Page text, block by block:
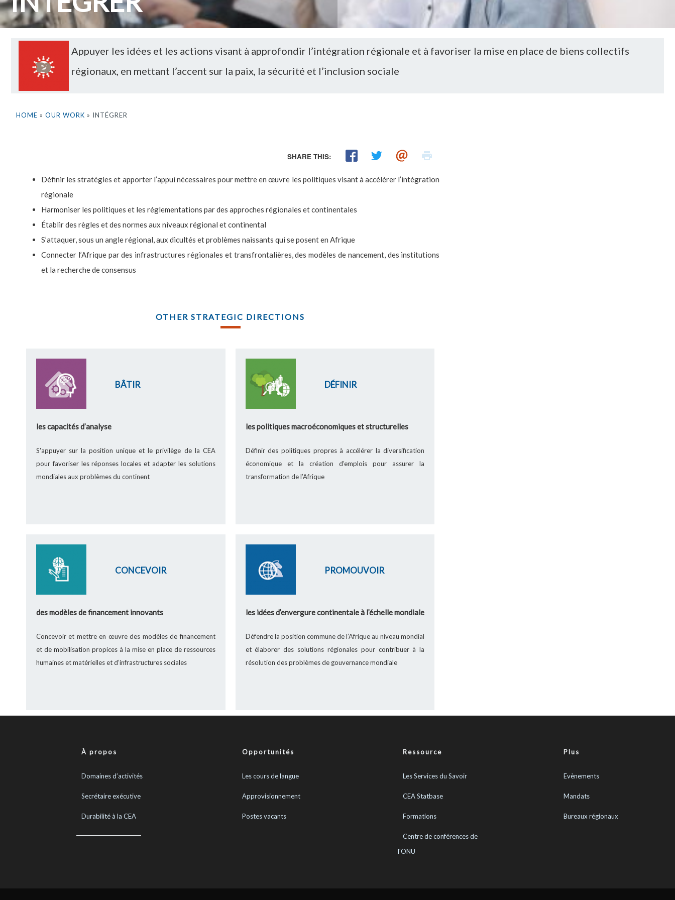
Appuyer les idées et les actions visant à approfondir l’intégration régionale et à favoriser la mise en place de biens collectifs
régionaux, en mettant l’accent sur la paix, la sécurité et l’inclusion sociale
HOME » OUR WORK » INTÉGRER
SHARE THIS:
Définir les stratégies et apporter l’appui nécessaires pour mettre en œuvre les politiques visant à accélérer l’intégration
régionale
Harmoniser les politiques et les réglementations par des approches régionales et continentales
Établir des règles et des normes aux niveaux régional et continental
S’attaquer, sous un angle régional, aux dicultés et problèmes naissants qui se posent en Afrique
Connecter l’Afrique par des infrastructures régionales et transfrontalières, des modèles de nancement, des institutions
et la recherche de consensus
OTHER STRATEGIC DIRECTIONS
BÂTIR
les capacités d’analyse
S'appuyer sur la position unique et le privilège de la CEA
pour favoriser les réponses locales et adapter les solutions
mondiales aux problèmes du continent
DÉFINIR
les politiques macroéconomiques et structurelles
Définir des politiques propres à accélérer la diversification
économique et la création d’emplois pour assurer la
transformation de l’Afrique
CONCEVOIR
des modèles de financement innovants
Concevoir et mettre en œuvre des modèles de financement
et de mobilisation propices à la mise en place de ressources
humaines et matérielles et d’infrastructures sociales
PROMOUVOIR
les idées d’envergure continentale à l’échelle mondiale
Défendre la position commune de l’Afrique au niveau mondial
et élaborer des solutions régionales pour contribuer à la
résolution des problèmes de gouvernance mondiale
À propos
Domaines d’activités
Secrétaire exécutive
Durabilité à la CEA
Opportunités
Les cours de langue
Approvisionnement
Postes vacants
Ressource
Les Services du Savoir
CEA Statbase
Formations
Centre de conférences de
l'ONU
Plus
Evènements
Mandats
Bureaux régionaux